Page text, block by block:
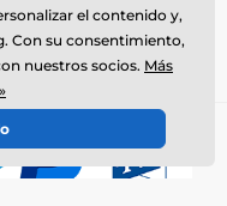
y noticias
de expertos
el contenido y,
Con su consentimiento,
nuestros socios. Más